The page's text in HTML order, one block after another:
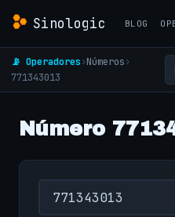
Sinologic BLOG
📡 Operadores›Números›
771343013
Número